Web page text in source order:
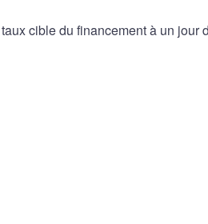
cible du financement à un jour